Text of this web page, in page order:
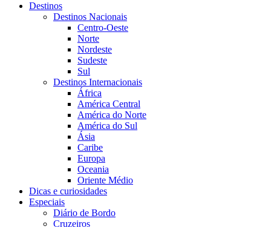
Destinos
Destinos Nacionais
Centro-Oeste
Norte
Nordeste
Sudeste
Sul
Destinos Internacionais
África
América Central
América do Norte
América do Sul
Ásia
Caribe
Europa
Oceania
Oriente Médio
Dicas e curiosidades
Especiais
Diário de Bordo
Cruzeiros